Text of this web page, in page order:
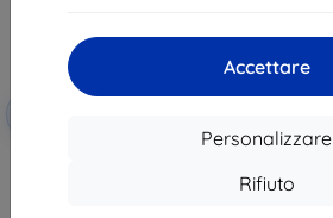
Accettare
Personalizzare
Rifiuto